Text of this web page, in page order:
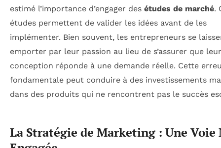
estimé l’importance d’engager des études de marché.
études permettent de valider les idées avant de les
implémenter. Bien souvent, les entrepreneurs se
emporter par leur passion au lieu de s’assurer que leur
conception réponde à une demande réelle. Cette
fondamentale peut conduire à des investissements
dans des produits qui ne rencontrent pas le succès
La Stratégie de Marketing : Une Voie